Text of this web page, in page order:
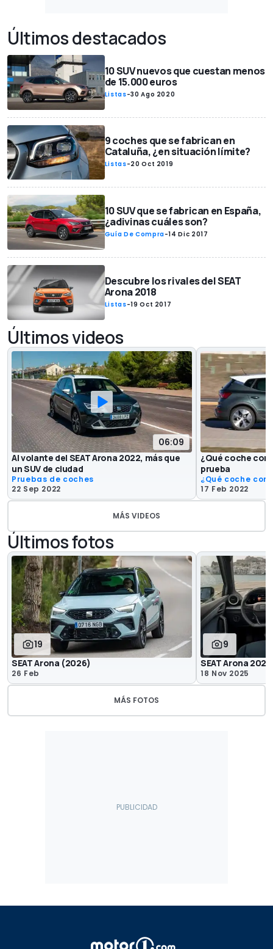
Últimos destacados
10 SUV nuevos que cuestan menos
de 15.000 euros
Listas-30 Ago 2020
9 coches que se fabrican en
Cataluña, ¿en situación límite?
Listas-20 Oct 2019
10 SUV que se fabrican en España,
¿adivinas cuáles son?
Guía De Compra-14 Dic 2017
Descubre los rivales del SEAT
Arona 2018
Listas-19 Oct 2017
Últimos videos
06:09
Al volante del SEAT Arona 2022, más que
un SUV de ciudad
Pruebas de coches
22 Sep 2022
¿Qué coche
prueba
¿Qué coche
17 Feb 2022
MÁS VIDEOS
Últimos fotos
19
SEAT Arona (2026)
26 Feb
9
SEAT Arona
18 Nov 2025
MÁS FOTOS